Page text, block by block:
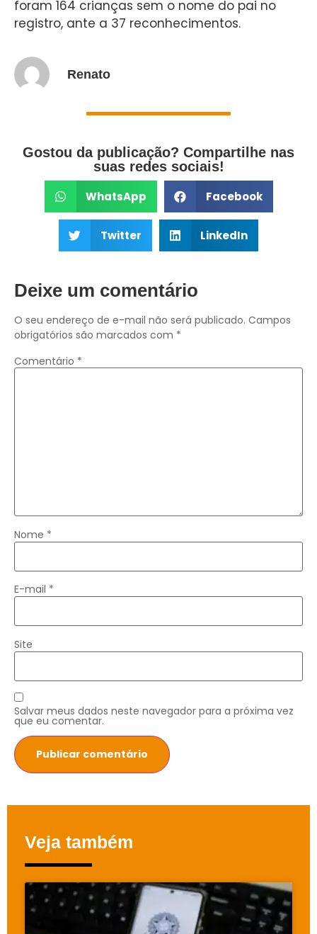
foram 164 crianças sem o nome do pai no
registro, ante a 37 reconhecimentos.
Renato
Gostou da publicação? Compartilhe nas
suas redes sociais!
WhatsApp Facebook
Twitter LinkedIn
Deixe um comentário
O seu endereço de e-mail não será publicado. Campos
obrigatórios são marcados com *
Comentário *
Nome *
E-mail *
Site
Salvar meus dados neste navegador para a próxima vez
que eu comentar.
Veja também